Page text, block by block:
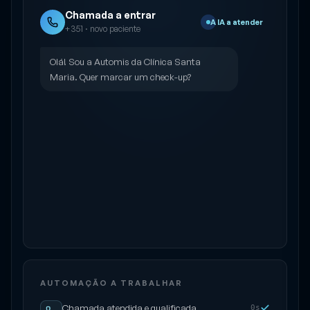
Chamada a entrar
+351 · novo paciente
A IA a atender
Olá! Sou a Automis da Clínica Santa
Maria. Quer marcar um check-up?
AUTOMAÇÃO A TRABALHAR